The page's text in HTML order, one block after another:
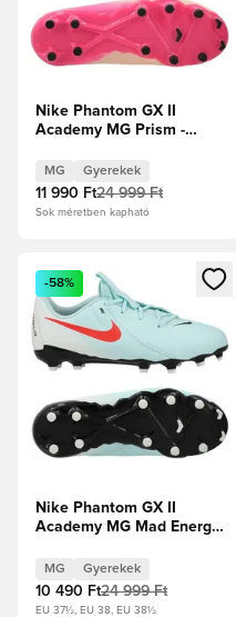
Nike Phantom GX II
Academy MG Prism -
árnyalat/Fekete/Pink
Blast Gyerek
MG Gyerekek
11 990 Ft24 999 Ft
Sok méretben kapható
Megnyit egy modált a
-58%
Nike Phantom GX II
Academy MG Mad Energy
Noir Gyerek
MG Gyerekek
10 490 Ft24 999 Ft
EU 37½, EU 38, EU 38½